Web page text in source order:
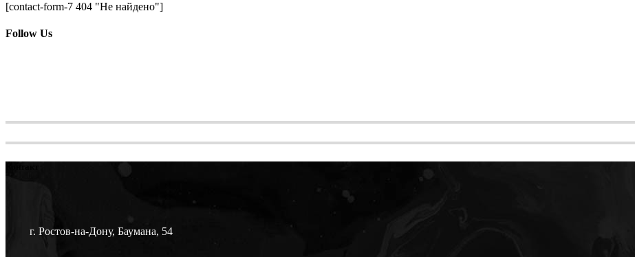
[contact-form-7 404 "Не найдено"]
Follow Us
г. Ростов-на-Дону, Баумана, 54